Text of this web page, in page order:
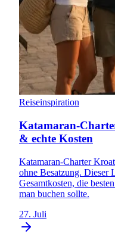
Reiseinspiration
Katamaran-
& echte Kosten
Katamaran-Charter
ohne Besatzung. Dieser
Gesamtkosten, die
man buchen sollte.
27. Juli